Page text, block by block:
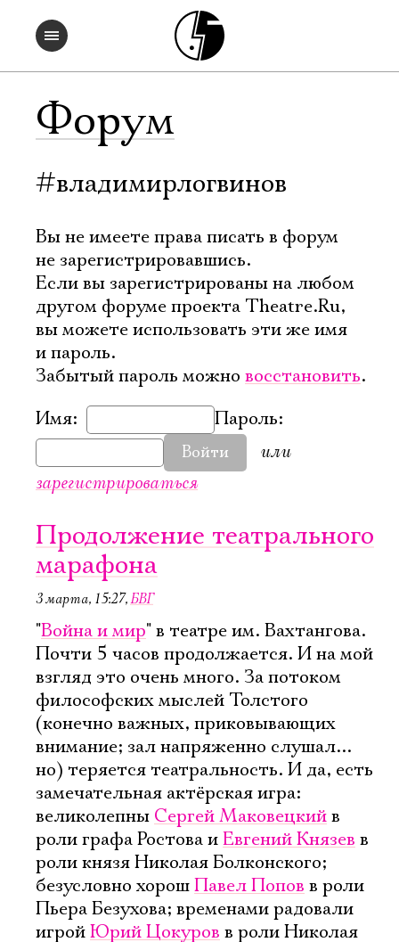
Форум
#владимирлогвинов
Вы не имеете права писать в форум
не зарегистрировавшись.
Если вы зарегистрированы на любом
другом форуме проекта Theatre.Ru,
вы можете использовать эти же имя
и пароль.
Забытый пароль можно восстановить.
Имя:
Пароль:
Войти
или
зарегистрироваться
Продолжение театрального
марафона
3 марта, 15:27,БВГ
"Война и мир" в театре им. Вахтангова.
Почти 5 часов продолжается. И на мой
взгляд это очень много. За потоком
философских мыслей Толстого
(конечно важных, приковывающих
внимание; зал напряженно слушал...
но) теряется театральность. И да, есть
замечательная актёрская игра:
великолепны Сергей Маковецкийв
роли графа Ростова иЕвгений Князев в
роли князя Николая Болконского;
безусловно хорошПавел Попов в роли
Пьера Безухова; временами радовали
игройЮрий Цокуров в роли Николая